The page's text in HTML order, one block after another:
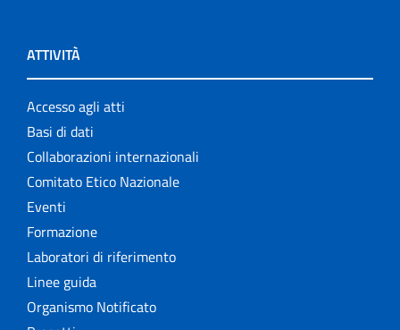
ATTIVITÀ
Accesso agli atti
Basi di dati
Collaborazioni internazionali
Comitato Etico Nazionale
Eventi
Formazione
Laboratori di riferimento
Linee guida
Organismo Notificato